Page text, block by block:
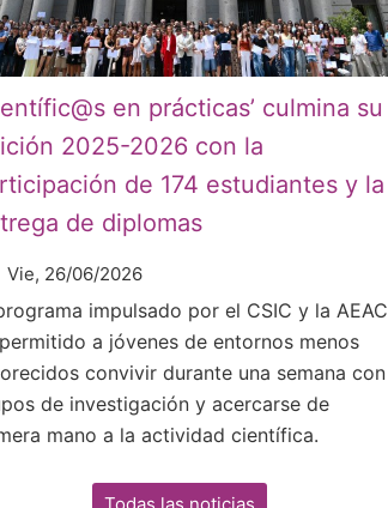
en prácticas’ culmina su
2025-2026 con la
de 174 estudiantes y la
de diplomas
Vie, 26/06/2026
impulsado por el CSIC y la AEAC
a jóvenes de entornos menos
convivir durante una semana con
de investigación y acercarse de
mano a la actividad científica.